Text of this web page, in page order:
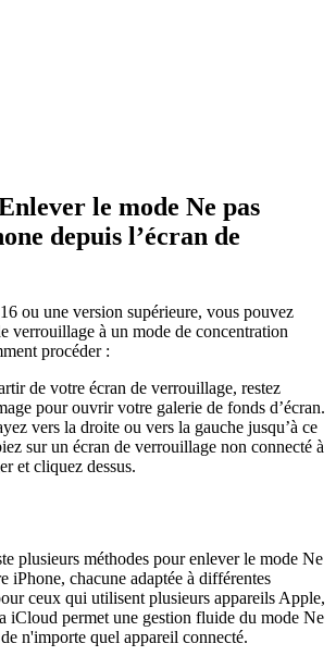
le mode Ne pas
depuis l’écran de
ou une version supérieure, vous pouvez
verrouillage à un mode de concentration
procéder :
de votre écran de verrouillage, restez
pour ouvrir votre galerie de fonds d’écran.
vers la droite ou vers la gauche jusqu’à ce
sur un écran de verrouillage non connecté à
et cliquez dessus.
plusieurs méthodes pour enlever le mode Ne
iPhone, chacune adaptée à différentes
ceux qui utilisent plusieurs appareils Apple,
iCloud permet une gestion fluide du mode Ne
n'importe quel appareil connecté.